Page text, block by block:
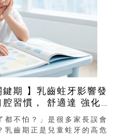
鍵期 】乳齒蛀牙影響發
適達 強化琺
都不怕？」是很多家長誤會
乳齒期正是兒童蛀牙的高危